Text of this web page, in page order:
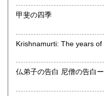
甲斐の四季
Krishnamurti: The years of
仏弟子の告白 尼僧の告白